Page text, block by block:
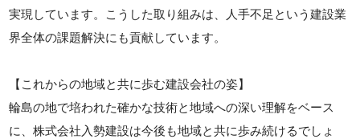
実現しています。こうした取り組みは、人手不足という建設業
界全体の課題解決にも貢献しています。
【これからの地域と共に歩む建設会社の姿】
輪島の地で培われた確かな技術と地域への深い理解をベース
に、株式会社入勢建設は今後も地域と共に歩み続けるでしょ